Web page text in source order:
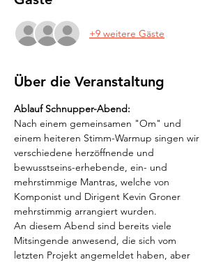
+9 weitere Gäste
Über die Veranstaltung
Ablauf Schnupper-Abend:
Nach einem gemeinsamen "Om" und
einem heiteren Stimm-Warmup singen wir
verschiedene herzöffnende und
bewusstseins-erhebende, ein- und
mehrstimmige Mantras, welche von
Komponist und Dirigent Kevin Groner
mehrstimmig arrangiert wurden.
An diesem Abend sind bereits viele
Mitsingende anwesend, die sich vom
letzten Projekt angemeldet haben, aber